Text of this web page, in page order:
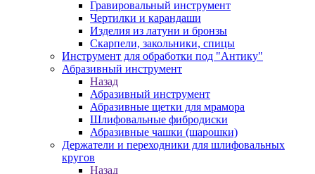
Гравировальный инструмент
Чертилки и карандаши
Изделия из латуни и бронзы
Скарпели, закольники, спицы
Инструмент для обработки под "Антику"
Абразивный инструмент
Назад
Абразивный инструмент
Абразивные щетки для мрамора
Шлифовальные фибродиски
Абразивные чашки (шарошки)
Держатели и переходники для шлифовальных
кругов
Назад